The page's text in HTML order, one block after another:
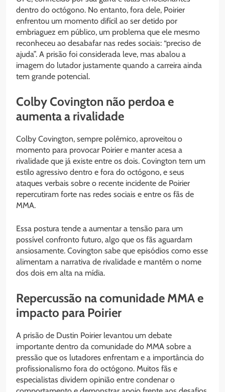
dentro do octógono. No entanto, fora dele, Poirier
enfrentou um momento difícil ao ser detido por
embriaguez em público, um problema que ele mesmo
reconheceu ao desabafar nas redes sociais: “preciso de
ajuda”. A prisão foi considerada leve, mas abalou a
imagem do lutador justamente quando a carreira ainda
tem grande potencial.
Colby Covington não perdoa e
aumenta a rivalidade
Colby Covington, sempre polêmico, aproveitou o
momento para provocar Poirier e manter acesa a
rivalidade que já existe entre os dois. Covington tem um
estilo agressivo dentro e fora do octógono, e seus
ataques verbais sobre o recente incidente de Poirier
repercutiram forte nas redes sociais e entre os fãs de
MMA.
Essa postura tende a aumentar a tensão para um
possível confronto futuro, algo que os fãs aguardam
ansiosamente. Covington sabe que episódios como esse
alimentam a narrativa de rivalidade e mantêm o nome
dos dois em alta na mídia.
Repercussão na comunidade MMA e
impacto para Poirier
A prisão de Dustin Poirier levantou um debate
importante dentro da comunidade do MMA sobre a
pressão que os lutadores enfrentam e a importância do
profissionalismo fora do octógono. Muitos fãs e
especialistas dividem opinião entre condenar o